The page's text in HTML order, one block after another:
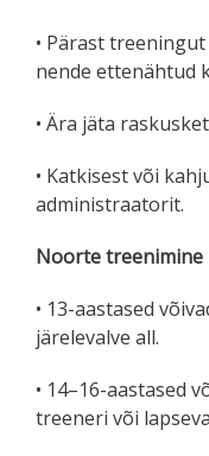
• Pärast
nende ettenähtud
• Ära jäta
• Katkisest või
administraatorit.
Noorte treenimine
• 13-aastased
järelevalve all.
• 14–16-aastased
treeneri või